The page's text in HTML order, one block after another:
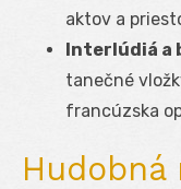
aktov a
Interlúdiá a
tanečné
francúzska
Hudobná